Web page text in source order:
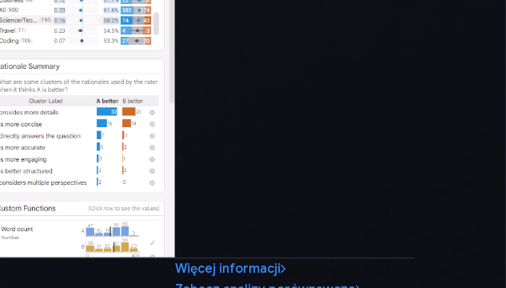
Więcej informacji